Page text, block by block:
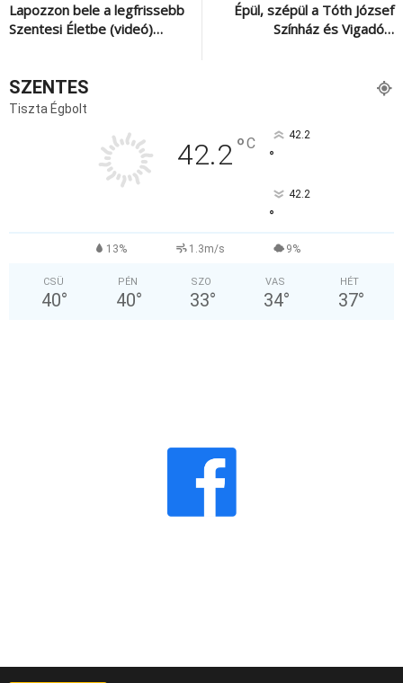
Lapozzon bele a legfrissebb
Szentesi Életbe (videó)…
Épül, szépül a Tóth József
Színház és Vigadó…
SZENTES
Tiszta Égbolt
42.2°C 42.2
°
42.2
°
13% 1.3m/s 9%
CSÜ
40°
PÉN
40°
SZO
33°
VAS
34°
HÉT
37°